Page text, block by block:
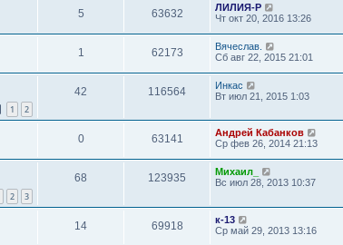
5 63632
ЛИЛИЯ-Р
Чт окт 20, 2016 13:26
1 62173
Вячеслав.
Сб авг 22, 2015 21:01
1 2
42 116564
Инкас
Вт июл 21, 2015 1:03
0 63141
Андрей Кабанков
Ср фев 26, 2014 21:13
2 3
68 123935
Михаил_
Вс июл 28, 2013 10:37
14 69918
к-13
Ср май 29, 2013 13:16